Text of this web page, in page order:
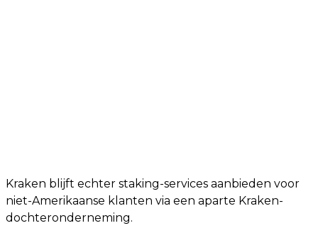
Kraken blijft echter staking-services aanbieden voor
niet-Amerikaanse klanten via een aparte Kraken-
dochteronderneming.